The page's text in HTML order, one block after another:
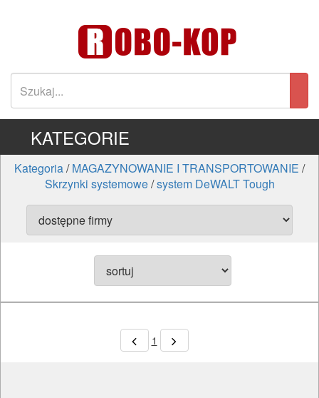
KATEGORIE
Kategoria/MAGAZYNOWANIE I TRANSPORTOWANIE /
Skrzynki systemowe/system DeWALT Tough
1